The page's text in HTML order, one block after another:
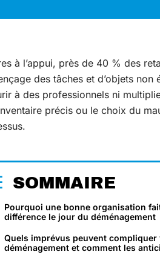
à l’appui, près de 40 % des
des tâches et d’objets
à des professionnels ni
précis ou le choix du
SOMMAIRE
Pourquoi une bonne organisation
différence le jour du déménagement
Quels imprévus peuvent compliquer
déménagement et comment les